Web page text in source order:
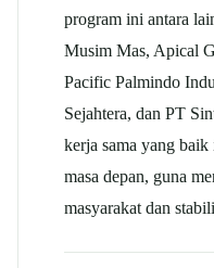
program ini antara
Musim Mas, Apical
Pacific Palmindo
Sejahtera, dan PT
kerja sama yang
masa depan, guna
masyarakat dan